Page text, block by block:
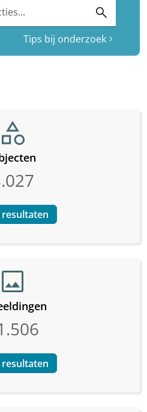
search
Tips bij onderzoek chevron_right
category
image